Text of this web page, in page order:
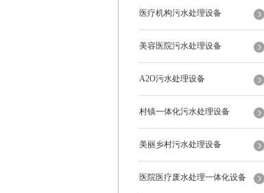
医疗机构污水处理设备
美容医院污水处理设备
A2O污水处理设备
村镇一体化污水处理设备
美丽乡村污水处理设备
医院医疗废水处理一体化设备